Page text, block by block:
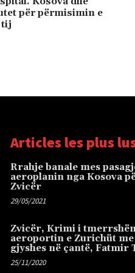
për përmisimin e
tij
Articles les plus
Rrahje banale mes
aeroplanin nga Kosova
Zvicër
29/05/2021
Zvicër, Krimi i
aeroportin e Zurichüt me
gjyshes në çantë, Fatmir
25/11/2020